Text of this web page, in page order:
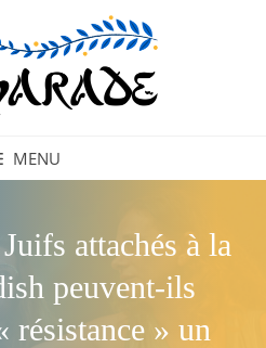
MENU
attachés à la
peuvent-ils
résistance » un